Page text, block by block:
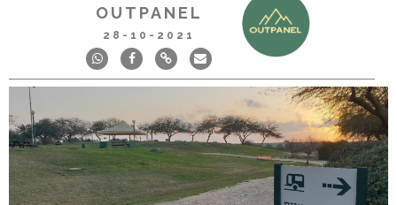
OUTPANEL
28-10-2021